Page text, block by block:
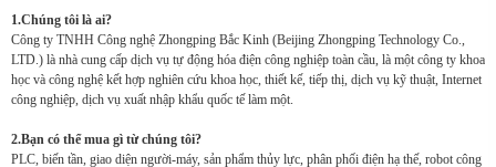
1.Chúng tôi là ai?
Công ty TNHH Công nghệ Zhongping Bắc Kinh (Beijing Zhongping Technology Co.,
LTD.) là nhà cung cấp dịch vụ tự động hóa điện công nghiệp toàn cầu, là một công ty khoa
học và công nghệ kết hợp nghiên cứu khoa học, thiết kế, tiếp thị, dịch vụ kỹ thuật, Internet
công nghiệp, dịch vụ xuất nhập khẩu quốc tế làm một.
2.Bạn có thể mua gì từ chúng tôi?
PLC, biến tần, giao diện người-máy, sản phẩm thủy lực, phân phối điện hạ thế, robot công